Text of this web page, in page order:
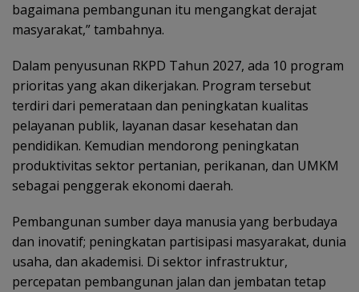
bagaimana pembangunan itu mengangkat derajat
masyarakat,” tambahnya.
Dalam penyusunan RKPD Tahun 2027, ada 10 program
prioritas yang akan dikerjakan. Program tersebut
terdiri dari pemerataan dan peningkatan kualitas
pelayanan publik, layanan dasar kesehatan dan
pendidikan. Kemudian mendorong peningkatan
produktivitas sektor pertanian, perikanan, dan UMKM
sebagai penggerak ekonomi daerah.
Pembangunan sumber daya manusia yang berbudaya
dan inovatif; peningkatan partisipasi masyarakat, dunia
usaha, dan akademisi. Di sektor infrastruktur,
percepatan pembangunan jalan dan jembatan tetap